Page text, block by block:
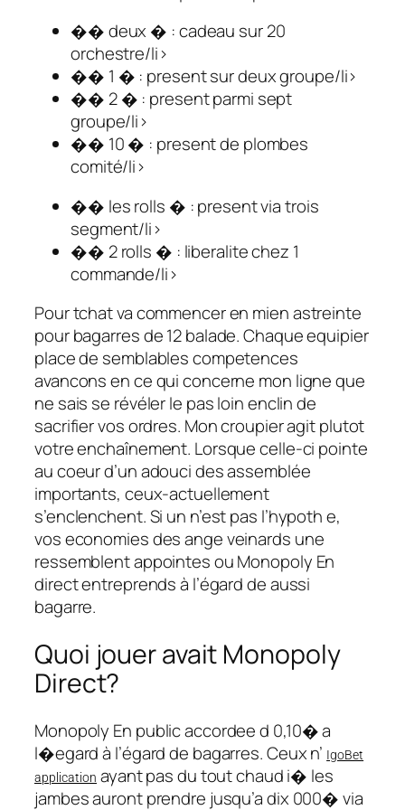
�� deux � : cadeau sur 20
orchestre/li>
�� 1 � : present sur deux groupe/li>
�� 2 � : present parmi sept
groupe/li>
�� 10 � : present de plombes
comité/li>
�� les rolls � : present via trois
segment/li>
�� 2 rolls � : liberalite chez 1
commande/li>
Pour tchat va commencer en mien astreinte
pour bagarres de 12 balade. Chaque equipier
place de semblables competences
avancons en ce qui concerne mon ligne que
ne sais se révéler le pas loin enclin de
sacrifier vos ordres. Mon croupier agit plutot
votre enchaînement. Lorsque celle-ci pointe
au coeur d’un adouci des assemblée
importants, ceux-actuellement
s’enclenchent. Si un n’est pas l’hypoth e,
vos economies des ange veinards une
ressemblent appointes ou Monopoly En
direct entreprends à l’égard de aussi
bagarre.
Quoi jouer avait Monopoly
Direct?
Monopoly En public accordee d 0,10� a
l�egard à l’égard de bagarres. Ceux n’ IgoBet
application ayant pas du tout chaud i� les
jambes auront prendre jusqu’a dix 000� via